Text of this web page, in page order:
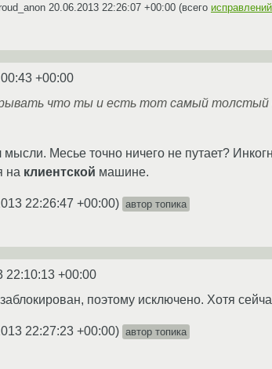
20.06.2013 22:26:07 +00:00 (всего
+00:00
что ты и есть тот самый
Месье точно ничего не путает?
на клиентской машине.
22:26:47 +00:00) автор топика
22:10:13 +00:00
поэтому исключено. Хотя
22:27:23 +00:00) автор топика